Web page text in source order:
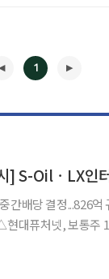
1
] S-OilㆍLX인
규모 △고려신용정보, 보통주 1주당 250